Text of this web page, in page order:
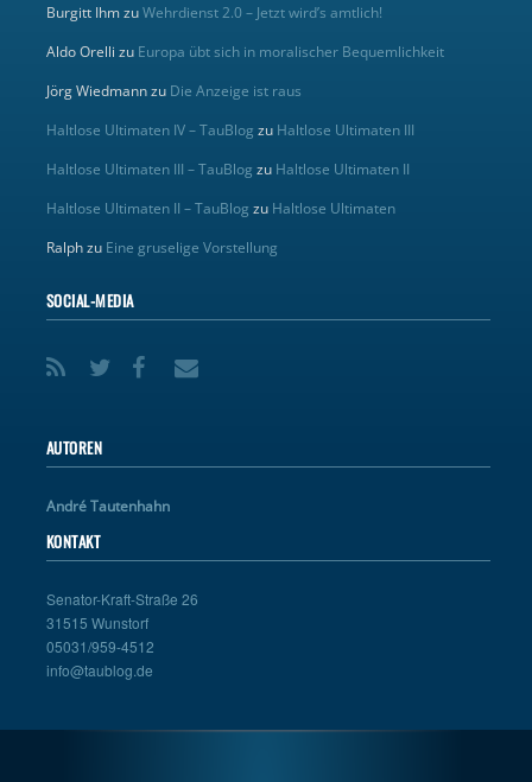
Burgitt IhmzuWehrdienst 2.0 – Jetzt wird’s amtlich!
Aldo Orelli zu Europa übt sich in moralischer Bequemlichkeit
Jörg Wiedmannzu Die Anzeige ist raus
Haltlose Ultimaten IV – TauBlog zu Haltlose Ultimaten III
Haltlose Ultimaten III – TauBlog zu Haltlose Ultimaten II
Haltlose Ultimaten II – TauBlog zu Haltlose Ultimaten
Ralphzu Eine gruselige Vorstellung
SOCIAL-MEDIA
AUTOREN
André Tautenhahn
KONTAKT
Senator-Kraft-Straße 26
31515 Wunstorf
05031/959-4512
info@taublog.de